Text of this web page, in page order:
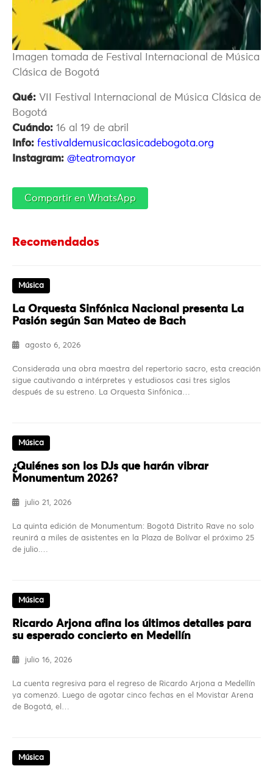
Imagen tomada de Festival Internacional de Música
Clásica de Bogotá
Qué: VII Festival Internacional de Música Clásica de
Bogotá
Cuándo: 16 al 19 de abril
Info: festivaldemusicaclasicadebogota.org
Instagram: @teatromayor
Compartir en WhatsApp
Recomendados
Música
La Orquesta Sinfónica Nacional presenta La
Pasión según San Mateo de Bach
agosto 6, 2026
Considerada una obra maestra del repertorio sacro, esta creación
sigue cautivando a intérpretes y estudiosos casi tres siglos
después de su estreno. La Orquesta Sinfónica…
Música
¿Quiénes son los DJs que harán vibrar
Monumentum 2026?
julio 21, 2026
La quinta edición de Monumentum: Bogotá Distrito Rave no solo
reunirá a miles de asistentes en la Plaza de Bolívar el próximo 25
de julio.…
Música
Ricardo Arjona afina los últimos detalles para
su esperado concierto en Medellín
julio 16, 2026
La cuenta regresiva para el regreso de Ricardo Arjona a Medellín
ya comenzó. Luego de agotar cinco fechas en el Movistar Arena
de Bogotá, el…
Música